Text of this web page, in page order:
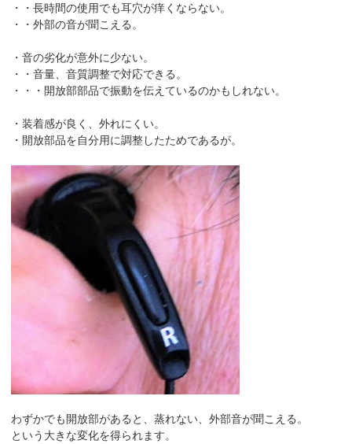
・・長時間の使用でも耳穴が痒くならない。
・・外部の音が聞こえる。
・音の劣化が意外に少ない。
・・音量、音質調整で対応できる。
・・・開放部部品で振動を伝えているのかもしれない。
・装着感が良く、外れにくい。
・開放部品を自分用に調整したためであるが。
わずかでも開放部があると、蒸れない、外部音が聞こえる。
という大きな変化を得られます。